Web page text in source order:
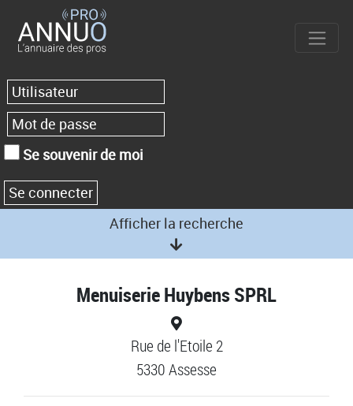
Se souvenir de moi
Afficher la recherche
Menuiserie Huybens SPRL
Rue de l'Etoile 2
5330 Assesse